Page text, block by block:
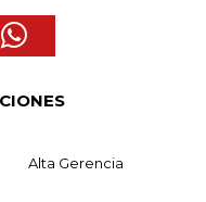
Alta Gerencia